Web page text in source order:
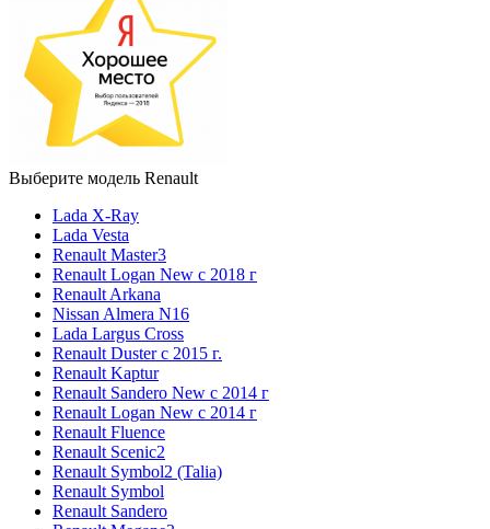
Выберите модель Renault
Lada X-Ray
Lada Vesta
Renault Master3
Renault Logan New с 2018 г
Renault Arkana
Nissan Almera N16
Lada Largus Cross
Renault Duster с 2015 г.
Renault Kaptur
Renault Sandero New с 2014 г
Renault Logan New с 2014 г
Renault Fluence
Renault Scenic2
Renault Symbol2 (Talia)
Renault Symbol
Renault Sandero